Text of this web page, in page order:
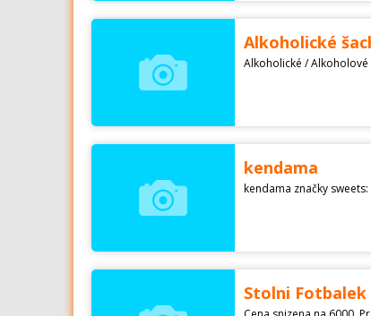
Alkoholické
Alkoholické /
kendama
kendama značky
Stolni Fotbalek